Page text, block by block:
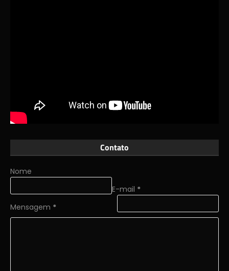
Contato
Nome
E-mail *
Mensagem *